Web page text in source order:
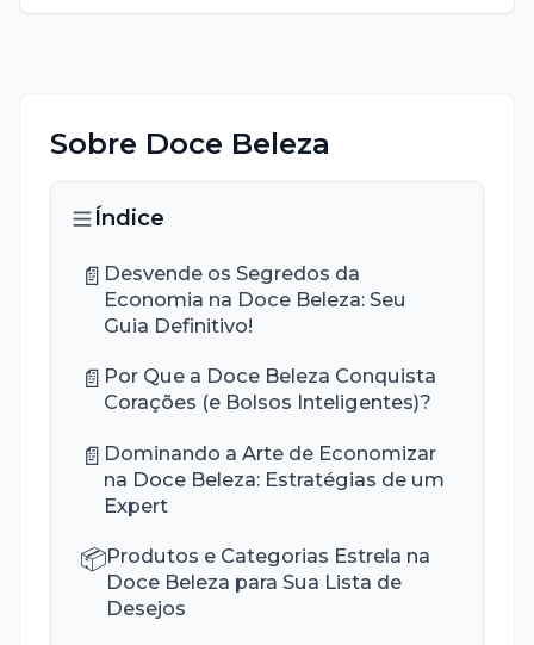
Sobre Doce Beleza
Índice
📄 Desvende os Segredos da
Economia na Doce Beleza: Seu
Guia Definitivo!
📄 Por Que a Doce Beleza Conquista
Corações (e Bolsos Inteligentes)?
📄 Dominando a Arte de Economizar
na Doce Beleza: Estratégias de um
Expert
📦Produtos e Categorias Estrela na
Doce Beleza para Sua Lista de
Desejos